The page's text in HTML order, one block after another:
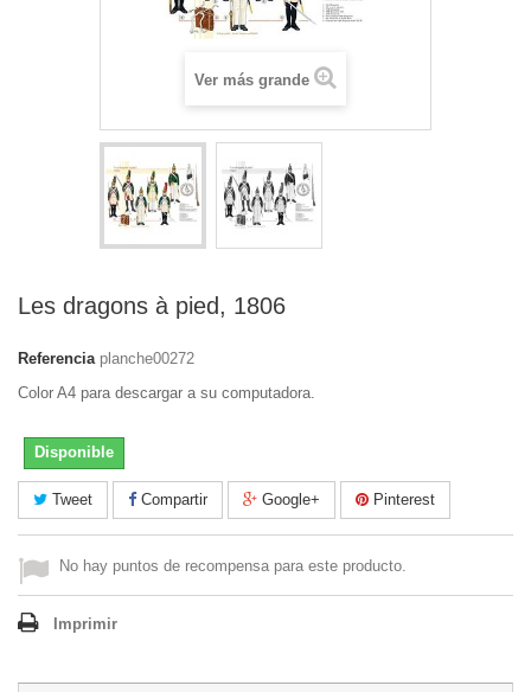
Ver más grande
Les dragons à pied, 1806
Referencia planche00272
Color A4 para descargar a su computadora.
Disponible
Tweet Compartir Google+ Pinterest
No hay puntos de recompensa para este producto.
Imprimir